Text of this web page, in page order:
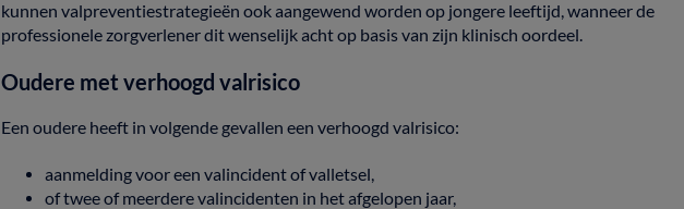
kunnenvalpreventiestrategieënookaangewendwordenop jongere leeftijd,wanneerde
professionelezorgverlenerditwenselijkachtop basisvanzijn klinischoordeel.
Oudere metverhoogdvalrisico
Een oudere heeft involgende gevallen een verhoogd valrisico:
aanmeldingvooreenvalincidentofvalletsel,
oftweeofmeerderevalincidenten in hetafgelopen jaar,